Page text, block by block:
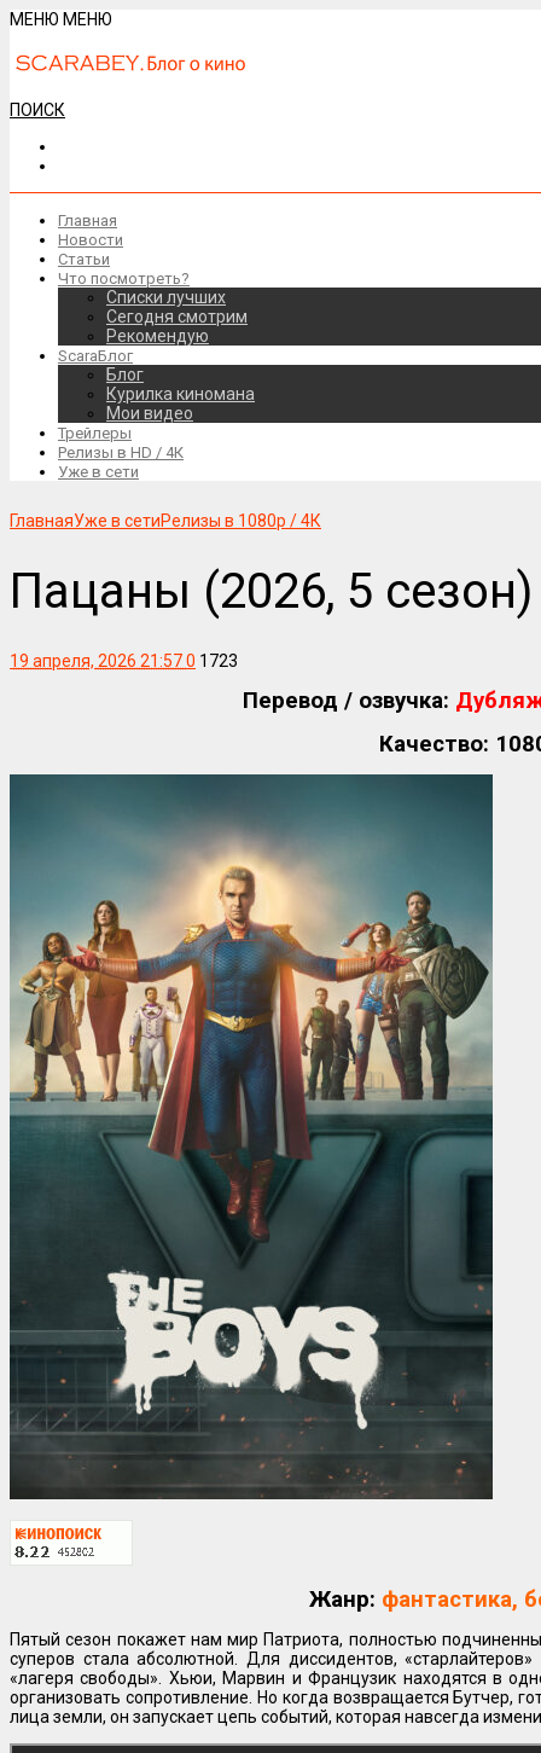
МЕНЮ МЕНЮ
ПОИСК
Главная
Новости
Статьи
Что посмотреть?
Списки лучших
Сегодня смотрим
Рекомендую
ScaraБлог
Блог
Курилка киномана
Мои видео
Трейлеры
Релизы в HD / 4К
Уже в сети
ГлавнаяУже в сетиРелизы в 1080р / 4К
Пацаны (2026, 5
19 апреля, 2026 21:570 1723
Перевод / озвучка:
Качество:
Жанр: фантастика,
Пятый сезон покажет нам мир Патриота, полностью
суперов стала абсолютной. Для диссидентов,
«лагеря свободы». Хьюи, Марвин и Французик находятся в
организовать сопротивление. Но когда возвращается Бутчер,
лица земли, он запускает цепь событий, которая навсегда